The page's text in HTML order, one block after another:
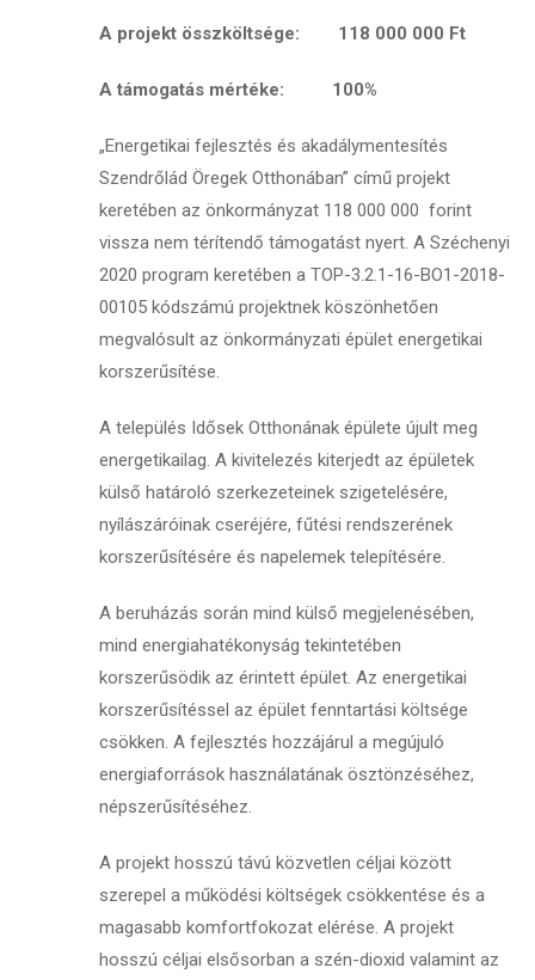
A projekt összköltsége: 118 000 000 Ft
A támogatás mértéke: 100%
„Energetikai fejlesztés és akadálymentesítés
Szendrőlád Öregek Otthonában” című projekt
keretében az önkormányzat 118 000 000 forint
vissza nem térítendő támogatást nyert. A Széchenyi
2020 program keretében a TOP-3.2.1-16-BO1-2018-
00105 kódszámú projektnek köszönhetően
megvalósult az önkormányzati épület energetikai
korszerűsítése.
A település Idősek Otthonának épülete újult meg
energetikailag. A kivitelezés kiterjedt az épületek
külső határoló szerkezeteinek szigetelésére,
nyílászáróinak cseréjére, fűtési rendszerének
korszerűsítésére és napelemek telepítésére.
A beruházás során mind külső megjelenésében,
mind energiahatékonyság tekintetében
korszerűsödik az érintett épület. Az energetikai
korszerűsítéssel az épület fenntartási költsége
csökken. A fejlesztés hozzájárul a megújuló
energiaforrások használatának ösztönzéséhez,
népszerűsítéséhez.
A projekt hosszú távú közvetlen céljai között
szerepel a működési költségek csökkentése és a
magasabb komfortfokozat elérése. A projekt
hosszú céljai elsősorban a szén-dioxid valamint az